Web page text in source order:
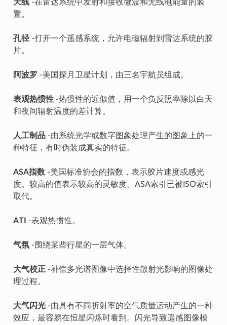
天线-在雷达系统中发射和接收微波和无线电能量的装
置。
孔径-打开一个遥感系统，允许电磁辐射到雷达系统的胶
片。
阿波罗 -美国探月卫星计划，由三名宇航员组成。
表观热惯性-热惯性的近似值，用一个负反照率除以白天
和夜间辐射温度的差计算。
人工制品-由系统光学或数字图象处理产生的图象上的一
种特征，有时伪装成真实的特征。
ASA指数-美国标准协会的指数，表示胶片速度或感光
度。较高的值表示较高的灵敏度。ASA索引已被ISO索引
取代。
ATI -表观热惯性。
气氛-围绕某些行星的一层气体。
大气校正 -补偿多光谱图像中选择性散射光影响的图像处
理过程。
大气闪光-由具有不同折射率的空气质量运动产生的一种
效应，最容易在恒星闪烁时看到。闪光导致遥感图像模